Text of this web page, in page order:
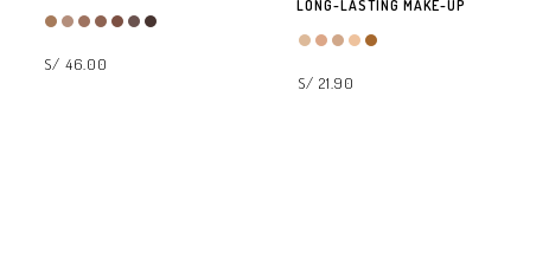
S/ 46.00
LONG-LASTING MAKE-UP
S/ 21.90